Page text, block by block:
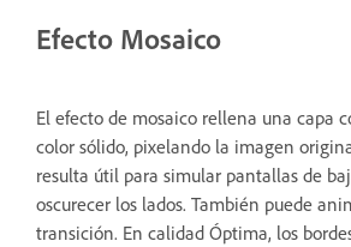
Efecto Mosaico
El efecto de mosaico rellena una capa
color sólido, pixelando la imagen
resulta útil para simular pantallas de
oscurecer los lados. También puede
transición. En calidad Óptima, los